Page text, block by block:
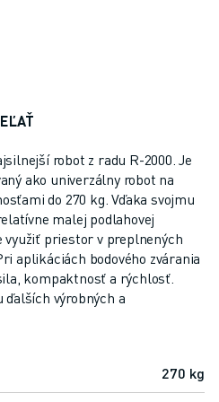
robot z radu R-2000. Je
ako univerzálny robot na
do 270 kg. Vďaka svojmu
malej podlahovej
využiť priestor v preplnených
aplikáciách bodového zvárania
kompaktnosť a rýchlosť.
výrobných a
270 kg